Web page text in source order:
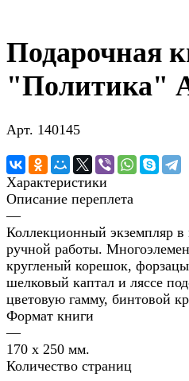
Подарочная
"Политика"
Арт. 140145
Характеристики
Описание переплета
—
Коллекционный экземпляр в
ручной работы.
кругленый корешок,
шелковый каптал и ляссе
цветовую гамму, бинтовой
Формат книги
—
170 x 250 мм.
Количество страниц